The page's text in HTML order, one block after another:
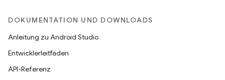
DOKUMENTATION UND DOWNLOADS
Anleitung zu Android Studio
Entwicklerleitfäden
API-Referenz